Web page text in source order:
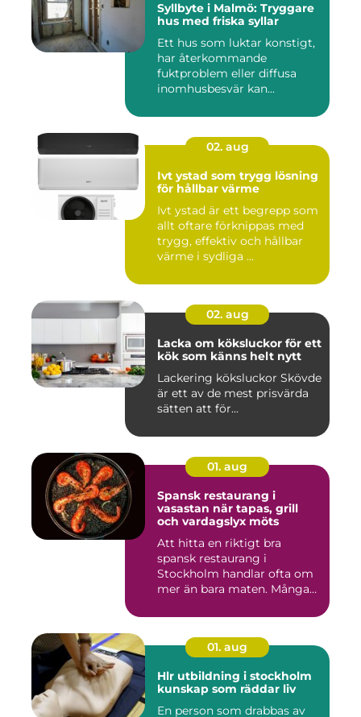
Syllbyte i Malmö: Tryggare
hus med friska syllar
Ett hus som luktar konstigt,
har återkommande
fuktproblem eller diffusa
inomhusbesvär kan...
02. aug
Ivt ystad som trygg lösning
för hållbar värme
Ivt ystad är ett begrepp som
allt oftare förknippas med
trygg, effektiv och hållbar
värme i sydliga ...
02. aug
Lacka om köksluckor för ett
kök som känns helt nytt
Lackering köksluckor Skövde
är ett av de mest prisvärda
sätten att för...
01. aug
Spansk restaurang i
vasastan när tapas, grill
och vardagslyx möts
Att hitta en riktigt bra
spansk restaurang i
Stockholm handlar ofta om
mer än bara maten. Många
01. aug
Hlr utbildning i stockholm
kunskap som räddar liv
En person som drabbas av